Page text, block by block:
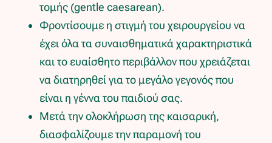
τομής (gentle caesarean).
Φροντίσουμε η στιγμή του χειρουργείου να
έχει όλα τα συναισθηματικά χαρακτηριστικά
και το ευαίσθητο περιβάλλον που χρειάζεται
να διατηρηθεί για το μεγάλο γεγονός που
είναι η γέννα του παιδιού σας.
Μετά την ολοκλήρωση της καισαρική,
διασφαλίζουμε την παραμονή του